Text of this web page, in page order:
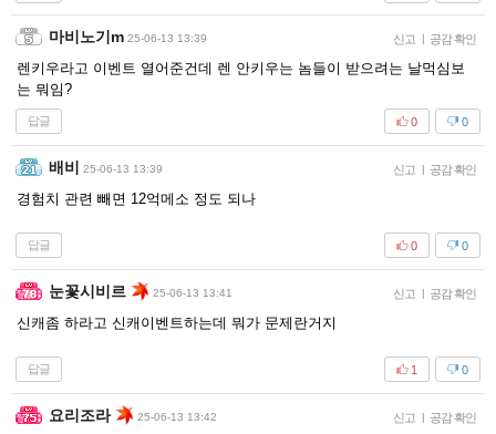
마비노기m 25-06-13 13:39 신고 | 공감 확인
렌키우라고 이벤트 열어준건데 렌 안키우는 놈들이 받으려는 날먹심보
는 뭐임?
답글 0
0
배비 25-06-13 13:39 신고 | 공감 확인
경험치 관련 빼면 12억메소 정도 되나
답글 0
0
눈꽃시비르 25-06-13 13:41 신고 | 공감 확인
신캐좀 하라고 신캐이벤트하는데 뭐가 문제란거지
답글 0
1
요리조라 25-06-13 13:42 신고 | 공감 확인